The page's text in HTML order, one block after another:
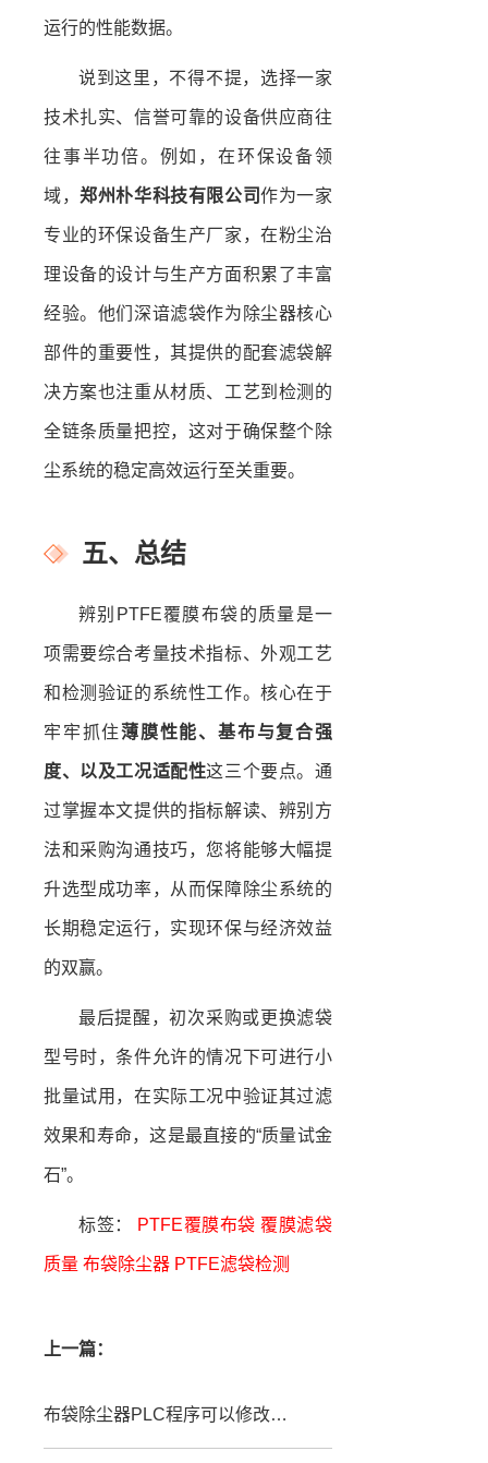
运行的性能数据。
说到这里，不得不提，选择一家
技术扎实、信誉可靠的设备供应商往
往事半功倍。例如，在环保设备领
域，郑州朴华科技有限公司作为一家
专业的环保设备生产厂家，在粉尘治
理设备的设计与生产方面积累了丰富
经验。他们深谙滤袋作为除尘器核心
部件的重要性，其提供的配套滤袋解
决方案也注重从材质、工艺到检测的
全链条质量把控，这对于确保整个除
尘系统的稳定高效运行至关重要。
五、总结
辨别PTFE覆膜布袋的质量是一
项需要综合考量技术指标、外观工艺
和检测验证的系统性工作。核心在于
牢牢抓住薄膜性能、基布与复合强
度、以及工况适配性这三个要点。通
过掌握本文提供的指标解读、辨别方
法和采购沟通技巧，您将能够大幅提
升选型成功率，从而保障除尘系统的
长期稳定运行，实现环保与经济效益
的双赢。
最后提醒，初次采购或更换滤袋
型号时，条件允许的情况下可进行小
批量试用，在实际工况中验证其过滤
效果和寿命，这是最直接的“质量试金
石”。
标签： PTFE覆膜布袋 覆膜滤袋
质量 布袋除尘器 PTFE滤袋检测
上一篇：
布袋除尘器PLC程序可以修改吗？深入解析其必要性、方法与注意事项